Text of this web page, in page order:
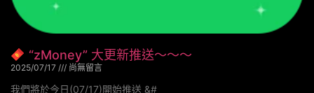
“zMoney” 大更新推送～～～
2025/07/17 尚無留言
我們將於今日(07/17)開始推送 &#